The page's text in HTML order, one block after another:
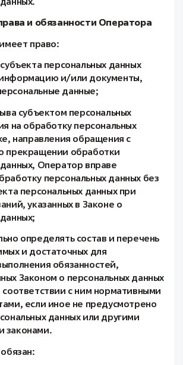
и обязанности Оператора
право:
персональных данных
и/или документы,
данные;
субъектом персональных
на обработку персональных
направления обращения с
прекращении обработки
Оператор вправе
персональных данных без
персональных данных при
указанных в Законе о
определять состав и перечень
и достаточных для
обязанностей,
Законом о персональных данных
с ним нормативными
если иное не предусмотрено
данных или другими
законами.